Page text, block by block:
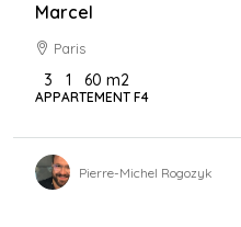
Marcel
Paris
3 1 60 m2
APPARTEMENT F4
Pierre-Michel Rogozyk